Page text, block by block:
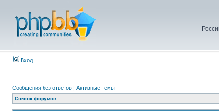
Вход
Сообщения без ответов | Активные темы
Список форумов